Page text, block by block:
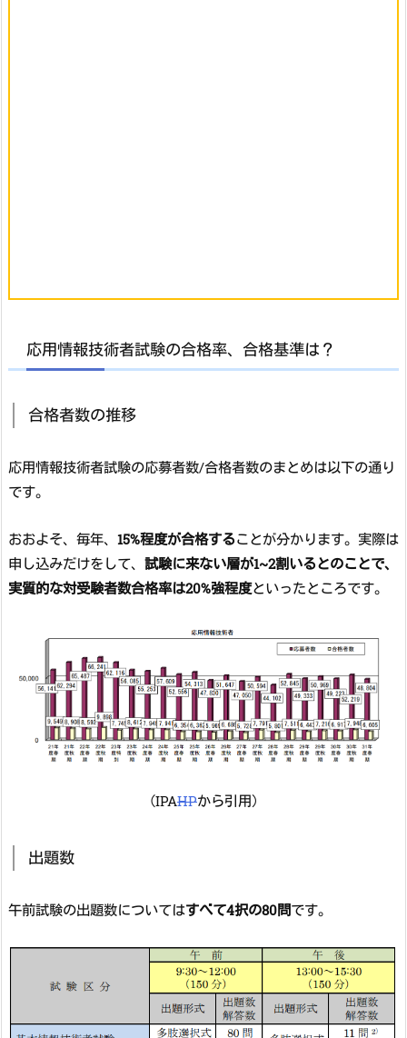
応用情報技術者試験の合格率、合格基準は？
合格者数の推移
応用情報技術者試験の応募者数/合格者数のまとめは以下の通り
です。
おおよそ、毎年、 15%程度が合格することが分かります。実際は
申し込みだけをして、 試験に来ない層が1~2割いるとのことで、
実質的な対受験者数合格率は20%強程度といったところです。
（IPAHPから引用）
出題数
午前試験の出題数についてはすべて4択の80問です。